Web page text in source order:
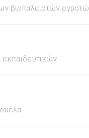
βιοπαλαιστών
εκπαιδευτικών